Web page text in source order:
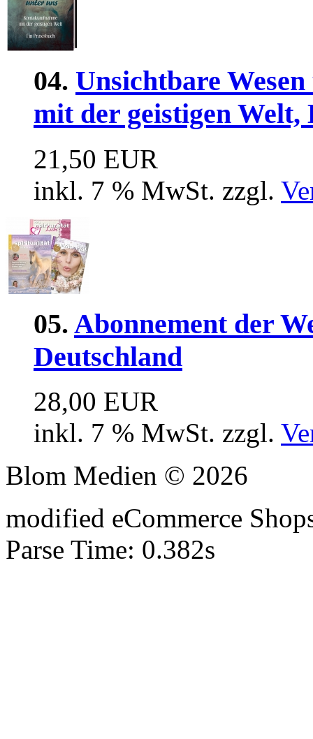
04. Unsichtbare
mit der geistigen
21,50 EUR
inkl. 7 % MwSt. zzgl.
05. Abonnement der
Deutschland
28,00 EUR
inkl. 7 % MwSt. zzgl.
Blom Medien © 2026
modified eCommerce
Parse Time: 0.382s